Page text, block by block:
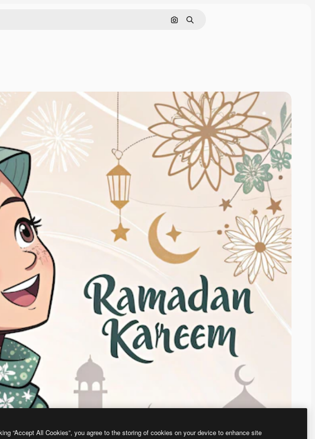
画像で検索
検索
“Accept All Cookies”, you agree to the storing of cookies on your device to enhance site